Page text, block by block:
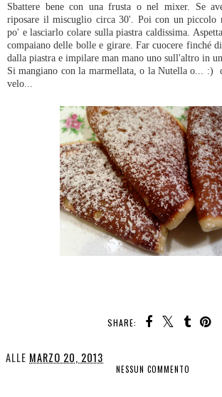
Sbattere bene con una frusta o nel mixer. Se
riposare il miscuglio circa 30'. Poi con un piccolo
po' e lasciarlo colare sulla piastra caldissima.
compaiano delle bolle e girare. Far cuocere finché
dalla piastra e impilare man mano uno sull'altro in
Si mangiano con la marmellata, o la Nutella o... :)
velo...
SHARE:
ALLE MARZO 20, 2013
NESSUN COMMENTO